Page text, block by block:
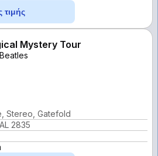
τιμής
Mystery Tour
Stereo, Gatefold
2835